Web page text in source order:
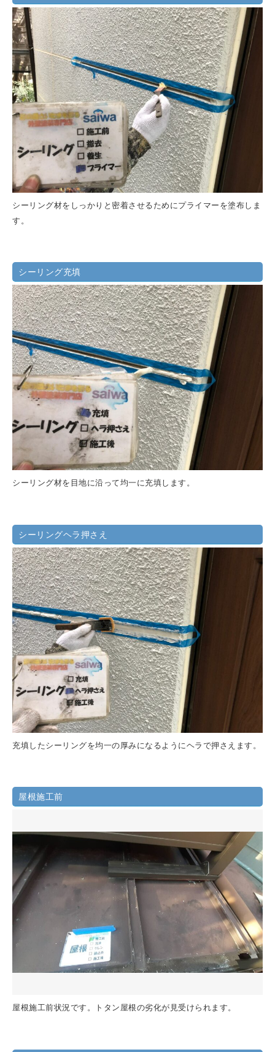
シーリング材をしっかりと密着させるためにプライマーを塗布しま
す。
シーリング充填
シーリング材を目地に沿って均一に充填します。
シーリングヘラ押さえ
充填したシーリングを均一の厚みになるようにヘラで押さえます。
屋根施工前
屋根施工前状況です。トタン屋根の劣化が見受けられます。